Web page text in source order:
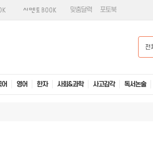
맞춤달력 포토북
전
영어 한자 사회&과학 사고감각 독서논술